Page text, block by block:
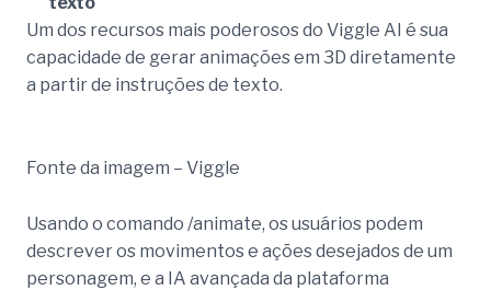
Um dos recursos mais poderosos do Viggle AI é sua
capacidade de gerar animações em 3D diretamente
a partir de instruções de texto.
Fonte da imagem – Viggle
Usando o comando /animate, os usuários podem
descrever os movimentos e ações desejados de um
personagem, e a IA avançada da plataforma